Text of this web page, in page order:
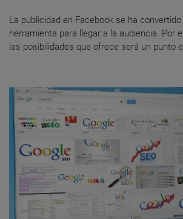
La publicidad en Facebook se ha
herramienta para llegar a la audiencia. Por
las posibilidades que ofrece será un punto